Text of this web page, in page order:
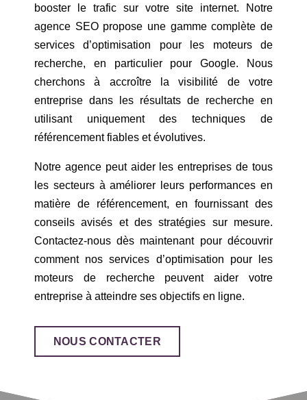
booster le trafic sur votre site internet. Notre
agence SEO propose une gamme complète de
services d’optimisation pour les moteurs de
recherche, en particulier pour Google. Nous
cherchons à accroître la visibilité de votre
entreprise dans les résultats de recherche en
utilisant uniquement des techniques de
référencement fiables et évolutives.
Notre agence peut aider les entreprises de tous
les secteurs à améliorer leurs performances en
matière de référencement, en fournissant des
conseils avisés et des stratégies sur mesure.
Contactez-nous dès maintenant pour découvrir
comment nos services d’optimisation pour les
moteurs de recherche peuvent aider votre
entreprise à atteindre ses objectifs en ligne.
NOUS CONTACTER